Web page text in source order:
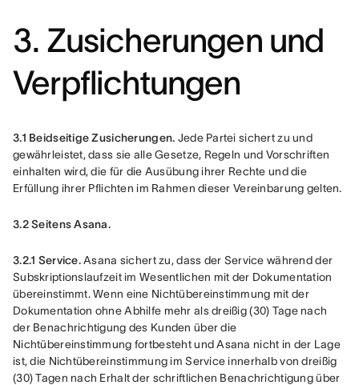
3. Zusicherungen und
Verpflichtungen
3.1 Beidseitige Zusicherungen. Jede Partei sichert zu und
gewährleistet, dass sie alle Gesetze, Regeln und Vorschriften
einhalten wird, die für die Ausübung ihrer Rechte und die
Erfüllung ihrer Pflichten im Rahmen dieser Vereinbarung gelten.
3.2 Seitens Asana.
3.2.1 Service. Asana sichert zu, dass der Service während der
Subskriptionslaufzeit im Wesentlichen mit der Dokumentation
übereinstimmt. Wenn eine Nichtübereinstimmung mit der
Dokumentation ohne Abhilfe mehr als dreißig (30) Tage nach
der Benachrichtigung des Kunden über die
Nichtübereinstimmung fortbesteht und Asana nicht in der Lage
ist, die Nichtübereinstimmung im Service innerhalb von dreißig
(30) Tagen nach Erhalt der schriftlichen Benachrichtigung über